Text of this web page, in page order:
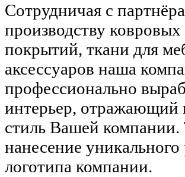
Сотрудничая с
производству
покрытий, ткани для
аксессуаров наша
профессионально
интерьер, отражающий
стиль Вашей
нанесение
логотипа компании.